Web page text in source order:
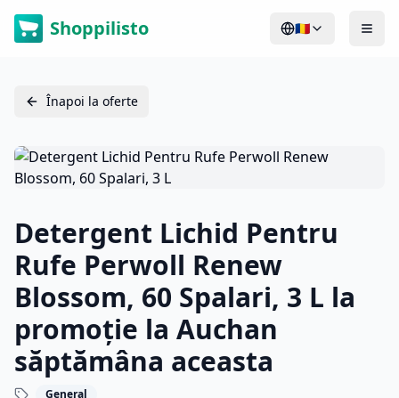
Shoppilisto 🇷🇴
Înapoi la oferte
Detergent Lichid Pentru
Rufe Perwoll Renew
Blossom, 60 Spalari, 3 L la
promoție la Auchan
săptămâna aceasta
General